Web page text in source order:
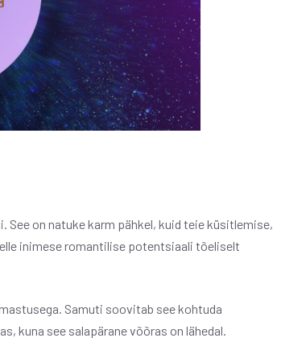
on natuke karm pähkel, kuid teie küsitlemise,
inimese romantilise potentsiaali tõeliselt
Samuti soovitab see kohtuda
kuna see salapärane võõras on lähedal.